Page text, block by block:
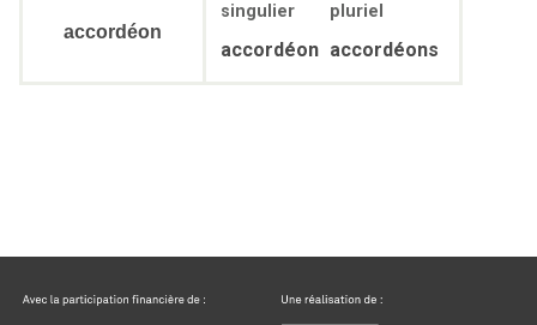
accordéon
singulier pluriel
accordéon accordéons